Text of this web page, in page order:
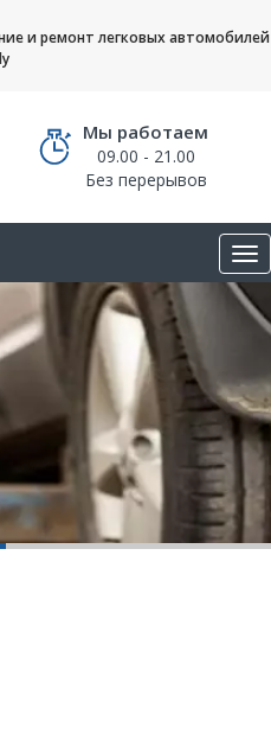
и ремонт легковых автомобилей
Мы работаем
09.00 - 21.00
Без перерывов